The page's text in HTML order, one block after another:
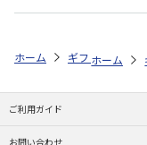
ホーム ギフト通販
ホーム
ご利用ガイド
お問い合わせ